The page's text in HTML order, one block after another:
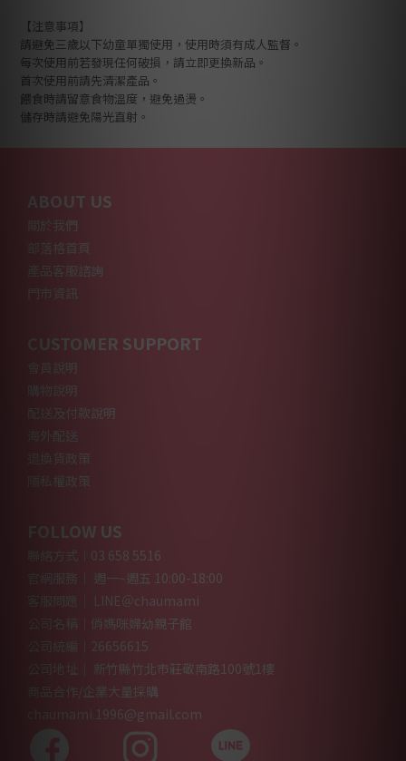
【注意事項】
請避免三歲以下幼童單獨使用，使用時須有成人監督。
每次使用前若發現任何破損，請立即更換新品。
首次使用前請先清潔產品。
餵食時請留意食物溫度，避免過燙。
儲存時請避免陽光直射。
ABOUT US
關於我們
部落格首頁
產品客服諮詢
門市資訊
CUSTOMER SUPPORT
會員說明
購物說明
配送及付款說明
海外配送
退換貨政策
隱私權政策
FOLLOW US
聯絡方式｜03 658 5516
官網服務｜ 週一~週五 10:00-18:00
客服問題｜ LINE＠chaumami
公司名稱｜俏媽咪婦幼親子館
公司統編｜26656615
公司地址｜ 新竹縣竹北市莊敬南路100號1樓
商品合作/企業大量採購
chaumami.1996@gmail.com